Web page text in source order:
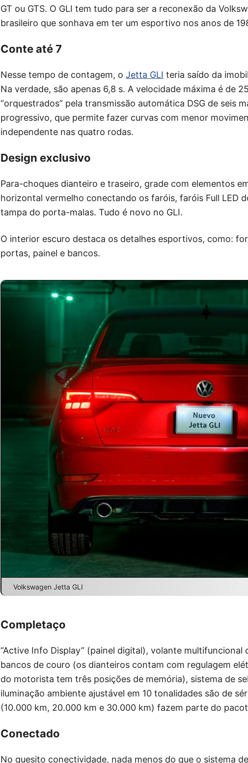
GT ou GTS. O GLI tem tudo para ser a reconexão da
brasileiro que sonhava em ter um esportivo nos anos de
Conte até 7
Nesse tempo de contagem, o Jetta GLI teria saído da
Na verdade, são apenas 6,8 s. A velocidade máxima é de
“orquestrados” pela transmissão automática DSG de seis
progressivo, que permite fazer curvas com menor
independente nas quatro rodas.
Design exclusivo
Para-choques dianteiro e traseiro, grade com elementos
horizontal vermelho conectando os faróis, faróis Full LED
tampa do porta-malas. Tudo é novo no GLI.
O interior escuro destaca os detalhes esportivos, como:
portas, painel e bancos.
Volkswagen Jetta GLI
Completaço
“Active Info Display” (painel digital), volante
bancos de couro (os dianteiros contam com regulagem
do motorista tem três posições de memória), sistema de
iluminação ambiente ajustável em 10 tonalidades são de
(10.000 km, 20.000 km e 30.000 km) fazem parte do
Conectado
No quesito conectividade, nada menos do que o sistema